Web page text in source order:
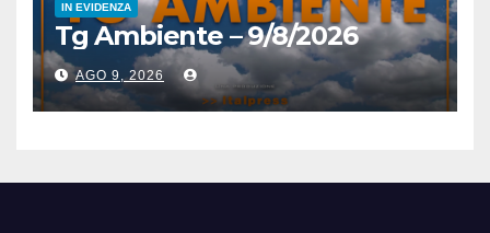
IN EVIDENZA
Tg Ambiente – 9/8/2026
AGO 9, 2026